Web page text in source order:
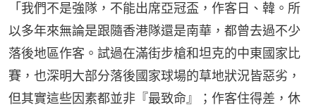
「我們不是強隊，不能出席亞冠盃，作客日、韓。所
以多年來無論是跟隨香港隊還是南華，都曾去過不少
落後地區作客。試過在滿街步槍和坦克的中東國家比
賽，也深明大部分落後國家球場的草地狀況皆惡劣，
但其實這些因素都並非『最致命』；作客住得差，休